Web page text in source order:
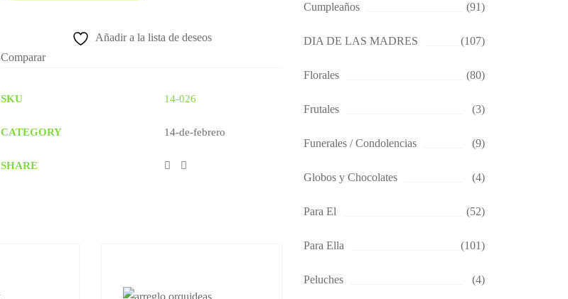
Añadir a la lista de deseos
Comparar
SKU 14-026
CATEGORY 14-de-febrero
SHARE
Cumpleaños (91)
DIA DE LAS MADRES (107)
Florales (80)
Frutales (3)
Funerales / Condolencias (9)
Globos y Chocolates (4)
Para El (52)
Para Ella (101)
Peluches (4)